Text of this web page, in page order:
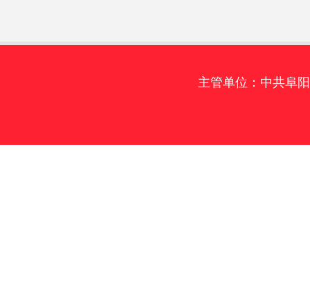
主管单位：中共阜